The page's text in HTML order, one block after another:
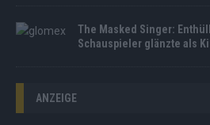
The Masked Singer:
Schauspieler glänzte als
ANZEIGE